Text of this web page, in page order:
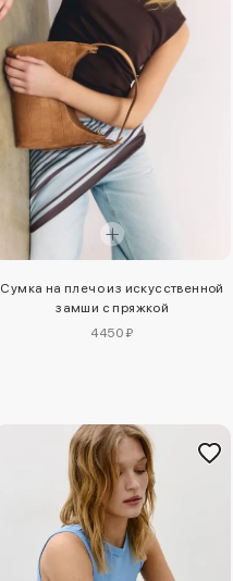
Сумка на плечо из искусственной
замши с пряжкой
4450 ₽